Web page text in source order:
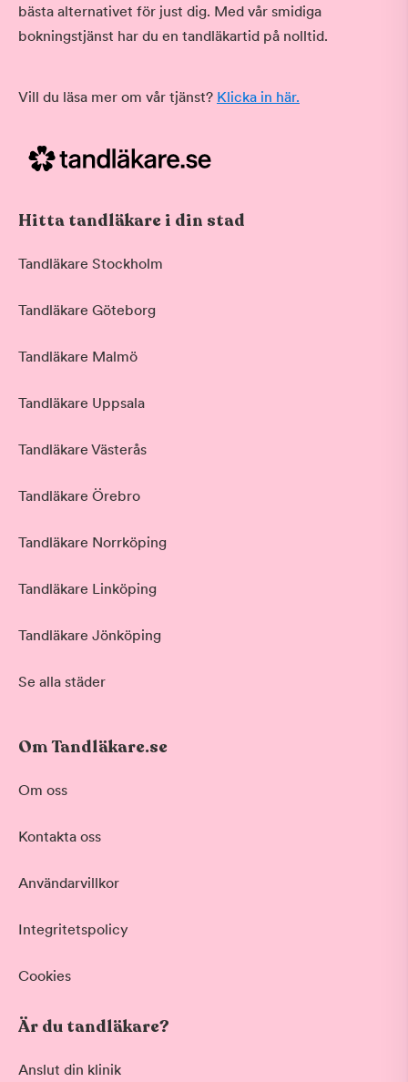
bästa alternativet för just dig. Med vår smidiga
bokningstjänst har du en tandläkartid på nolltid.
Vill du läsa mer om vår tjänst? Klicka in här.
Hitta tandläkare i din stad
Tandläkare Stockholm
Tandläkare Göteborg
Tandläkare Malmö
Tandläkare Uppsala
Tandläkare Västerås
Tandläkare Örebro
Tandläkare Norrköping
Tandläkare Linköping
Tandläkare Jönköping
Se alla städer
Om Tandläkare.se
Om oss
Kontakta oss
Användarvillkor
Integritetspolicy
Cookies
Är du tandläkare?
Anslut din klinik